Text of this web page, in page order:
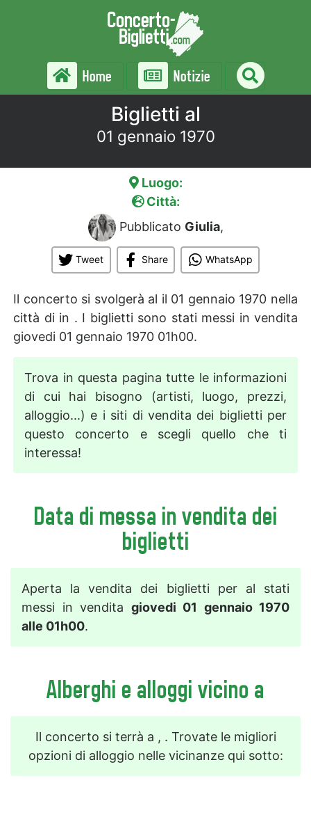
Home Notizie
Biglietti al
01 gennaio 1970
Luogo:
Città:
Pubblicato Giulia,
Tweet Share WhatsApp
Il concerto si svolgerà al il 01 gennaio 1970 nella
città di in . I biglietti sono stati messi in vendita
giovedi 01 gennaio 1970 01h00.
Trova in questa pagina tutte le informazioni
di cui hai bisogno (artisti, luogo, prezzi,
alloggio...) e i siti di vendita dei biglietti per
questo concerto e scegli quello che ti
interessa!
Data di messa in vendita dei
biglietti
Aperta la vendita dei biglietti per al stati
messi in vendita giovedi 01 gennaio 1970
alle 01h00.
Alberghi e alloggi vicino a
Il concerto si terrà a , . Trovate le migliori
opzioni di alloggio nelle vicinanze qui sotto: